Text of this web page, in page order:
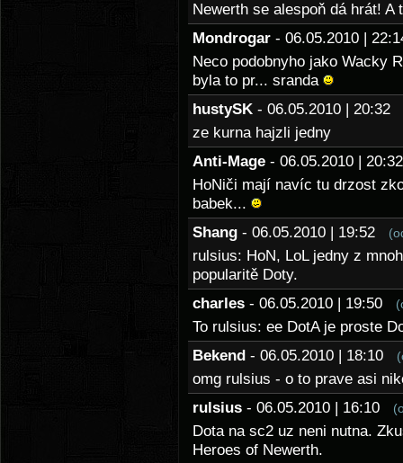
Newerth se alespoň dá hrát! A
Mondrogar - 06.05.2010 |
Neco podobnyho jako Wacky
byla to pr... sranda
hustySK - 06.05.2010 | 20:32
ze kurna hajzli jedny
Anti-Mage - 06.05.2010 |
HoNiči mají navíc tu drzost
babek...
Shang - 06.05.2010 | 19:52
rulsius: HoN, LoL jedny z
popularitě Doty.
charles - 06.05.2010 | 19:50
To rulsius: ee DotA je proste
Bekend - 06.05.2010 | 18:10
omg rulsius - o to prave asi
rulsius - 06.05.2010 | 16:10
Dota na sc2 uz neni nutna.
Heroes of Newerth.